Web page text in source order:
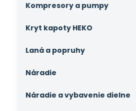
Kompresory a pumpy
Kryt kapoty HEKO
Laná a popruhy
Náradie
Náradie a vybavenie dielne